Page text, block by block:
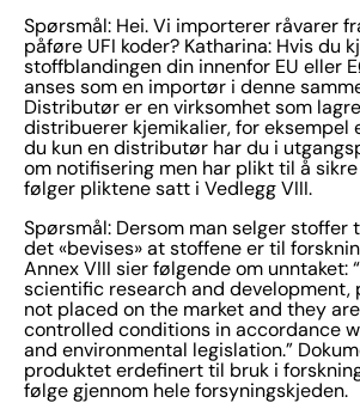
Spørsmål: Hei. Vi importerer råvarer
påføre UFI koder? Katharina: Hvis du
stoffblandingen din innenfor EU eller
anses som en importør i denne
Distributør er en virksomhet som
distribuerer kjemikalier, for eksempel
du kun en distributør har du i
om notifisering men har plikt til å
følger pliktene satt i Vedlegg VIII.
Spørsmål: Dersom man selger stoffer
det «bevises» at stoffene er til
Annex VIII sier følgende om unntaket:
scientific research and development,
not placed on the market and they
controlled conditions in accordance
and environmental legislation.”
produktet erdefinert til bruk i
følge gjennom hele forsyningskjeden.